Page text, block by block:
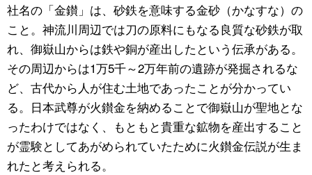
社名の「金鑚」は、砂鉄を意味する金砂（かなすな）の
こと。神流川周辺では刀の原料にもなる良質な砂鉄が取
れ、御嶽山からは鉄や銅が産出したという伝承がある。
その周辺からは1万5千～2万年前の遺跡が発掘されるな
ど、古代から人が住む土地であったことが分かってい
る。日本武尊が火鑚金を納めることで御嶽山が聖地とな
ったわけではなく、もともと貴重な鉱物を産出すること
が霊験としてあがめられていたために火鑚金伝説が生ま
れたと考えられる。